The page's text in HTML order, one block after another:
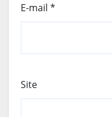
E-mail *
Site